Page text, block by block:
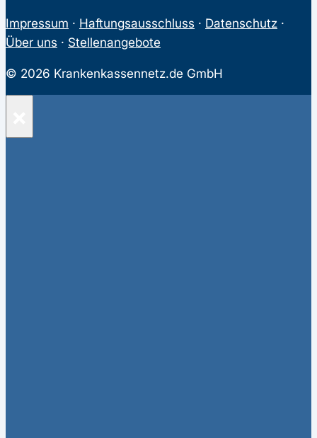
Impressum · Haftungsausschluss · Datenschutz ·
Über uns · Stellenangebote
© 2026 Krankenkassennetz.de GmbH